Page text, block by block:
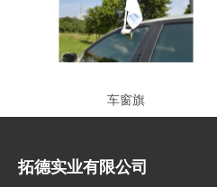
车窗旗
拓德实业有限公司